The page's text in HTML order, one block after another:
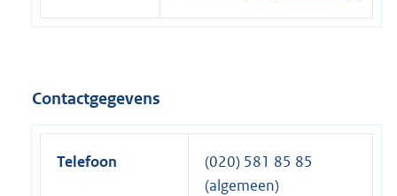
i
x
e
l
i
Contactgegevens
Telefoon
(020) 581 85 85
(algemeen)